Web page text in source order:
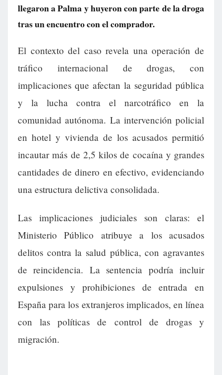
llegaron a Palma y huyeron con parte de la droga
tras un encuentro con el comprador.
El contexto del caso revela una operación de
tráfico internacional de drogas, con
implicaciones que afectan la seguridad pública
y la lucha contra el narcotráfico en la
comunidad autónoma. La intervención policial
en hotel y vivienda de los acusados permitió
incautar más de 2,5 kilos de cocaína y grandes
cantidades de dinero en efectivo, evidenciando
una estructura delictiva consolidada.
Las implicaciones judiciales son claras: el
Ministerio Público atribuye a los acusados
delitos contra la salud pública, con agravantes
de reincidencia. La sentencia podría incluir
expulsiones y prohibiciones de entrada en
España para los extranjeros implicados, en línea
con las políticas de control de drogas y
migración.